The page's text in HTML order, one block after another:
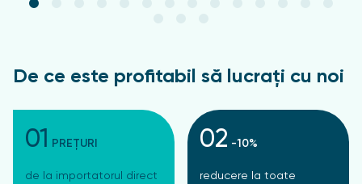
De ce este profitabil să lucrați cu noi
01 PREȚURI
de la importatorul direct
02 -10%
reducere la toate